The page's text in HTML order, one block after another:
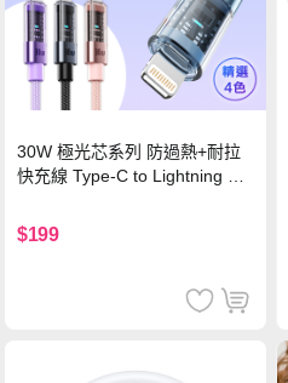
30W 極光芯系列 防過熱+耐拉
快充線 Type-C to Lightning 傳
$199